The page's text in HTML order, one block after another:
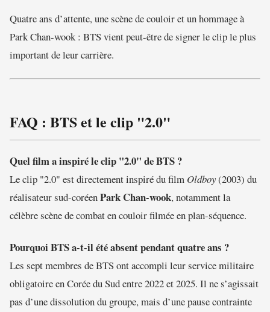
Quatre ans d’attente, une scène de couloir et un hommage à
Park Chan-wook : BTS vient peut-être de signer le clip le plus
important de leur carrière.
FAQ : BTS et le clip "2.0"
Quel film a inspiré le clip "2.0" de BTS ?
Le clip "2.0" est directement inspiré du film Oldboy(2003) du
réalisateur sud-coréenPark Chan-wook, notamment la
célèbre scène de combat en couloir filmée en plan-séquence.
Pourquoi BTS a-t-il été absent pendant quatre ans ?
Les sept membres de BTS ont accompli leur service militaire
obligatoire en Corée du Sud entre 2022 et 2025. Il ne s’agissait
pas d’une dissolution du groupe, mais d’une pause contrainte